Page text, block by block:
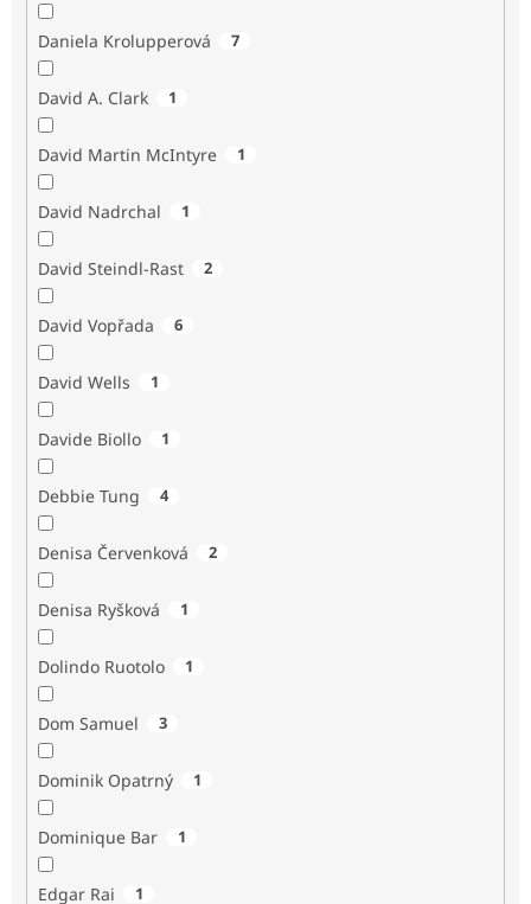
Daniela Krolupperová 7
David A. Clark 1
David Martin McIntyre 1
David Nadrchal 1
David Steindl-Rast 2
David Vopřada 6
David Wells 1
Davide Biollo 1
Debbie Tung 4
Denisa Červenková 2
Denisa Ryšková 1
Dolindo Ruotolo 1
Dom Samuel 3
Dominik Opatrný 1
Dominique Bar 1
Edgar Rai 1